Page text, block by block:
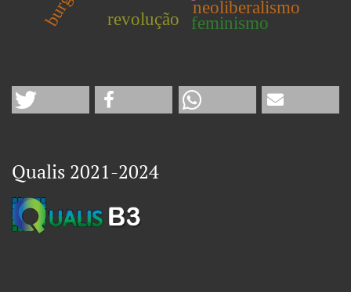
neoliberalismo
feminismo
revolução
Qualis 2021-2024